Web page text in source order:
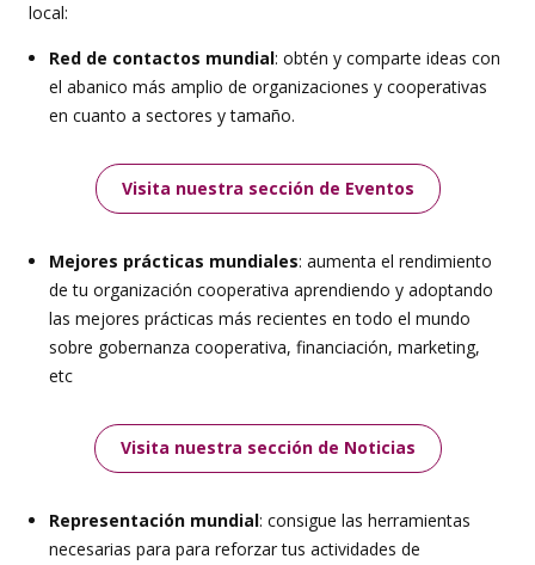
local:
Red de contactos mundial: obtén y comparte ideas con
el abanico más amplio de organizaciones y cooperativas
en cuanto a sectores y tamaño.
Visita nuestra sección de Eventos
Mejores prácticas mundiales: aumenta el rendimiento
de tu organización cooperativa aprendiendo y adoptando
las mejores prácticas más recientes en todo el mundo
sobre gobernanza cooperativa, financiación, marketing,
etc
Visita nuestra sección de Noticias
Representación mundial: consigue las herramientas
necesarias para para reforzar tus actividades de